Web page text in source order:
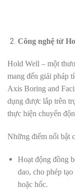
Công nghệ từ
Hold Well – một
mang đến giải pháp
Axis Boring and
dụng được lắp trên
thực hiện chuyển
Những điểm nổi bật
Hoạt động đồng
dao, cho phép
hoặc hốc.